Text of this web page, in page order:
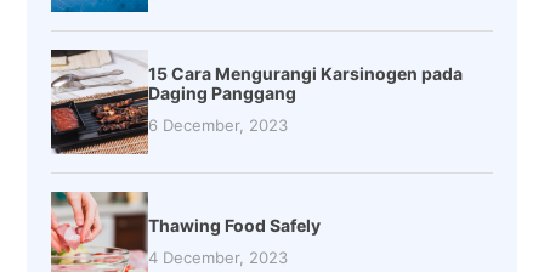
15 Cara Mengurangi Karsinogen pada
Daging Panggang
6 December, 2023
Thawing Food Safely
4 December, 2023